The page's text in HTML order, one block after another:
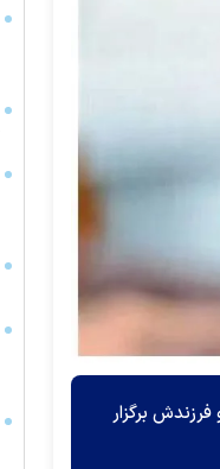
برگزار